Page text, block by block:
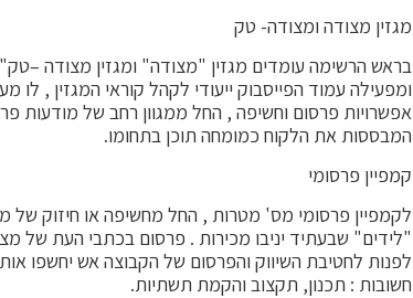
מגזין מצודה ומצודה- טק
אפשרויות פרסום וחשיפה , החל ממגוון רחב של מודעות
המבססות את הלקוח כמומחה תוכן בתחומו.
קמפיין פרסומי
לקמפיין פרסומי מס' מטרות , החל מחשיפה או חיזוק של
"לידים" שבעתיד יניבו מכירות . פרסום בכתבי העת של
לפנות לחטיבת השיווק והפרסום של הקבוצה אש יחשפו
חשובות : תכנון, תקצוב והקמת תשתיות.